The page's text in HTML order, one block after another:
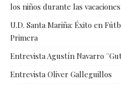
los niños durante las
U.D. Santa Mariña: Éxito en
Primera
Entrevista Agustín Navarro
Entrevista Oliver Galleguillos